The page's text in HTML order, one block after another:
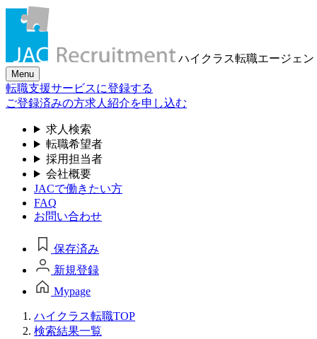
ハイクラス転職エージェン
Menu
転職支援サービスに登録する
ご登録済みの方求人紹介を申し込む
求人検索
転職希望者
採用担当者
会社概要
JACで働きたい方
FAQ
お問い合わせ
保存済み
新規登録
Mypage
ハイクラス転職TOP
検索結果一覧